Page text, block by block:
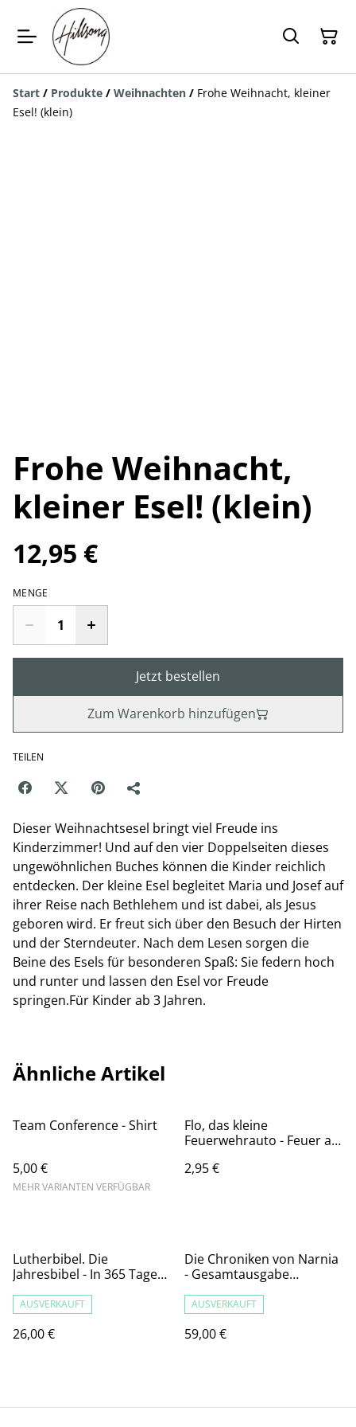
Start / Produkte / Weihnachten / Frohe Weihnacht, kleiner
Esel! (klein)
Frohe Weihnacht,
kleiner Esel! (klein)
12,95 €
MENGE
Jetzt bestellen
Zum Warenkorb hinzufügen
TEILEN
Dieser Weihnachtsesel bringt viel Freude ins
Kinderzimmer! Und auf den vier Doppelseiten dieses
ungewöhnlichen Buches können die Kinder reichlich
entdecken. Der kleine Esel begleitet Maria und Josef auf
ihrer Reise nach Bethlehem und ist dabei, als Jesus
geboren wird. Er freut sich über den Besuch der Hirten
und der Sterndeuter. Nach dem Lesen sorgen die
Beine des Esels für besonderen Spaß: Sie federn hoch
und runter und lassen den Esel vor Freude
springen.Für Kinder ab 3 Jahren.
Ähnliche Artikel
Team Conference - Shirt
5,00 €
MEHR VARIANTEN VERFÜGBAR
Flo, das kleine
Feuerwehrauto - Feuer am
2,95 €
Lutherbibel. Die
Jahresbibel - In 365 Tagen
AUSVERKAUFT
26,00 €
Die Chroniken von Narnia
- Gesamtausgabe
AUSVERKAUFT
59,00 €